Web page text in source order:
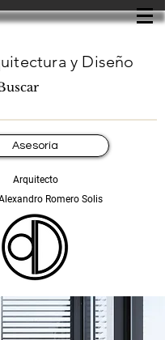
y Diseño
Asesoría
Arquitecto
Romero Solis